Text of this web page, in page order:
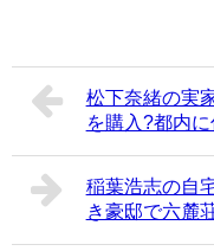
松下奈緒の実
を購入?都内
稲葉浩志の自
き豪邸で六麓